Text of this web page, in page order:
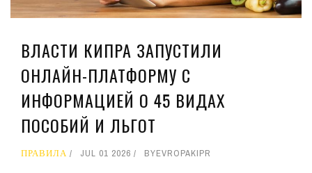
ВЛАСТИ КИПРА ЗАПУСТИЛИ
ОНЛАЙН-ПЛАТФОРМУ С
ИНФОРМАЦИЕЙ О 45 ВИДАХ
ПОСОБИЙ И ЛЬГОТ
ПРАВИЛА JUL 01 2026 BYEVROPAKIPR